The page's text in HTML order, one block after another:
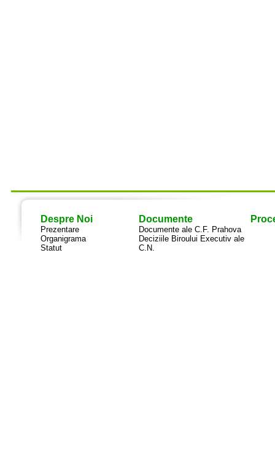
Despre Noi
Prezentare
Organigrama
Statut
Documente
Documente ale C.F. Prahova
Deciziile Biroului Executiv ale
C.N.